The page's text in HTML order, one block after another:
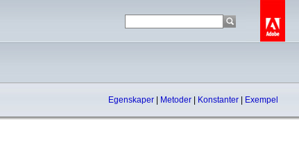
Egenskaper Metoder Konstanter Exempel